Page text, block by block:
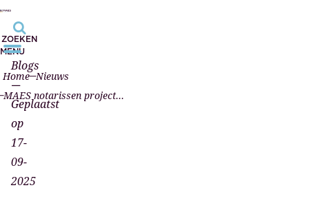
ZOEKEN
MENU
Home Nieuws
MAES notarissen projectnotaris voor het project HOBO Rotterdam van Leyten
Blogs
—
Geplaatst
op
17-
09-
2025